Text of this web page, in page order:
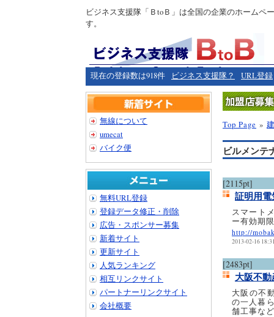
ビジネス支援隊「ＢtoＢ」は全国の企業のホームペ
す。
現在の登録数は918件 ビジネス支援隊？ URL登録
Top Page »
ビルメンテ
[2115pt]
証明用
スマート
ー有効期
http://
2013-02-16
[2483pt]
大阪不
大阪の不
の一人暮
舗工事な
無線について
umecat
バイク便
無料URL登録
登録データ修正・削除
広告・スポンサー募集
新着サイト
更新サイト
人気ランキング
相互リンクサイト
パートナーリンクサイト
会社概要